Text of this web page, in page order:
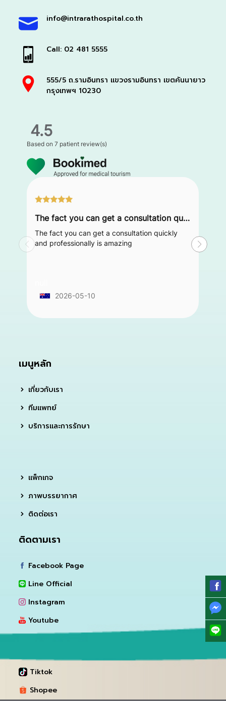
info@intrarathospital.co.th
Call: 02 481 5555
555/5 ถ.รามอินทรา แขวงรามอินทรา เขตคันนายาว
กรุงเทพฯ 10230
4.5
Based on7 patient review(s)
The fact you can get a consultation quickly and professionally is amazing
The fact you can get a consultation quickly
and professionally is amazing
2026-05-10
เมนูหลัก
เกี่ยวกับเรา
ทีมแพทย์
บริการและการรักษา
แพ็กเกจ
ภาพบรรยากาศ
ติดต่อเรา
ติดตามเรา
Facebook Page
Line Official
Instagram
Youtube
Tiktok
Shopee